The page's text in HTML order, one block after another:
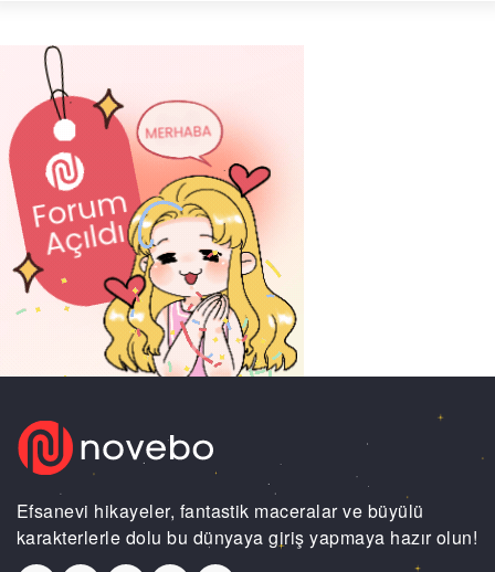
Efsanevi hikayeler, fantastik maceralar ve büyülü
karakterlerle dolu bu dünyaya giriş yapmaya hazır olun!